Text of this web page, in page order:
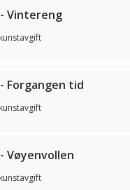
Vintereng
Forgangen tid
Vøyenvollen